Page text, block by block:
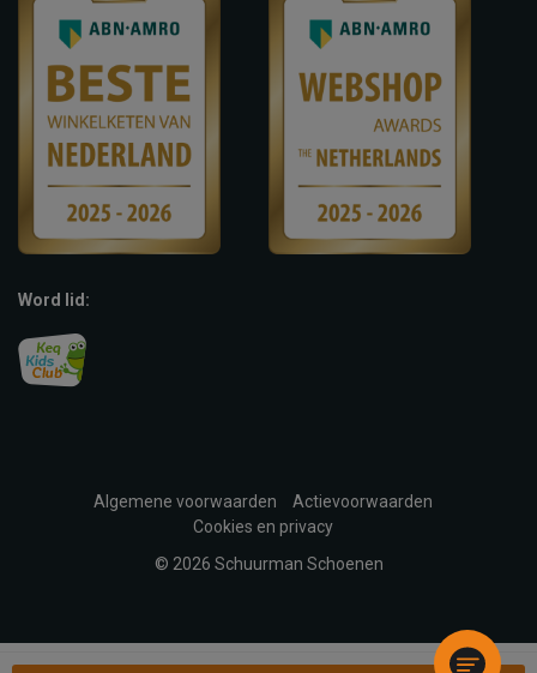
Word lid:
Algemene voorwaarden
Actievoorwaarden
Cookies en privacy
© 2026 Schuurman Schoenen